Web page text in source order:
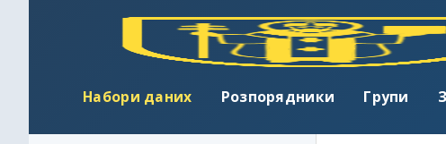
Набори даних Розпорядники Групи